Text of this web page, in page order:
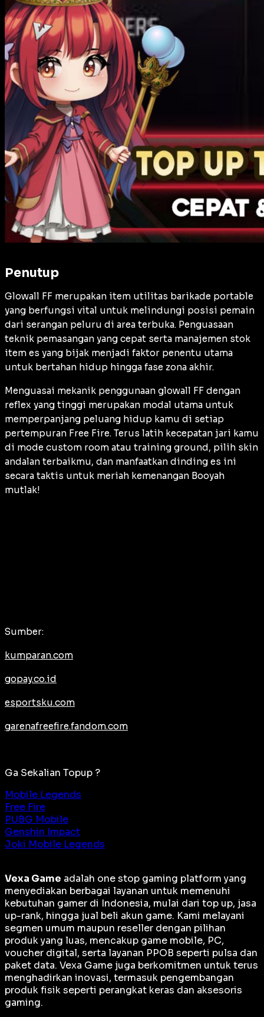
Penutup
Glowall FF merupakan item utilitas barikade portable
yang berfungsi vital untuk melindungi posisi pemain
dari serangan peluru di area terbuka. Penguasaan
teknik pemasangan yang cepat serta manajemen stok
item es yang bijak menjadi faktor penentu utama
untuk bertahan hidup hingga fase zona akhir.
Menguasai mekanik penggunaan glowall FF dengan
reflex yang tinggi merupakan modal utama untuk
memperpanjang peluang hidup kamu di setiap
pertempuran Free Fire. Terus latih kecepatan jari kamu
di mode custom room atau training ground, pilih skin
andalan terbaikmu, dan manfaatkan dinding es ini
secara taktis untuk meriah kemenangan Booyah
mutlak!
Sumber:
kumparan.com
gopay.co.id
esportsku.com
garenafreefire.fandom.com
Ga Sekalian Topup ?
Mobile Legends
Free Fire
PUBG Mobile
Genshin Impact
Joki Mobile Legends
Vexa Game adalah one stop gaming platform yang
menyediakan berbagai layanan untuk memenuhi
kebutuhan gamer di Indonesia, mulai dari top up, jasa
up-rank, hingga jual beli akun game. Kami melayani
segmen umum maupun reseller dengan pilihan
produk yang luas, mencakup game mobile, PC,
voucher digital, serta layanan PPOB seperti pulsa dan
paket data. Vexa Game juga berkomitmen untuk terus
menghadirkan inovasi, termasuk pengembangan
produk fisik seperti perangkat keras dan aksesoris
gaming.